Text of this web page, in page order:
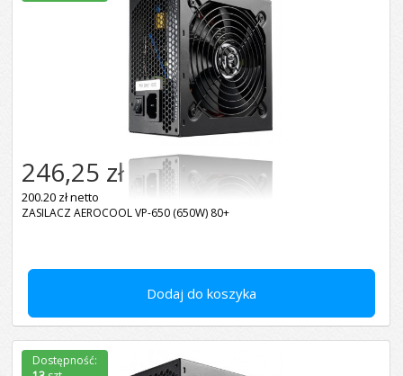
Dodaj do koszyka
246,25 zł
200.20 zł netto
ZASILACZ AEROCOOL VP-650 (650W) 80+
Dostępność: